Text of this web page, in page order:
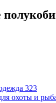
323
охоты и